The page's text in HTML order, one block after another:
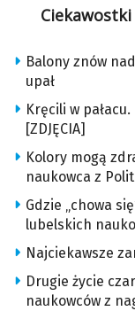
Ciekawostki
Balony znów
upał
Kręcili w
[ZDJĘCIA]
Kolory mogą
naukowca z
Gdzie „chowa
lubelskich
Najciekawsze
Drugie życie
naukowców z